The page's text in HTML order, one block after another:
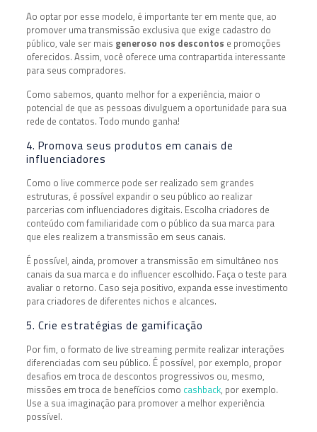
Ao optar por esse modelo, é importante ter em mente que, ao
promover uma transmissão exclusiva que exige cadastro do
público, vale ser mais generoso nos descontos e promoções
oferecidos. Assim, você oferece uma contrapartida interessante
para seus compradores.
Como sabemos, quanto melhor for a experiência, maior o
potencial de que as pessoas divulguem a oportunidade para sua
rede de contatos. Todo mundo ganha!
4. Promova seus produtos em canais de
influenciadores
Como o live commerce pode ser realizado sem grandes
estruturas, é possível expandir o seu público ao realizar
parcerias com influenciadores digitais. Escolha criadores de
conteúdo com familiaridade com o público da sua marca para
que eles realizem a transmissão em seus canais.
É possível, ainda, promover a transmissão em simultâneo nos
canais da sua marca e do influencer escolhido. Faça o teste para
avaliar o retorno. Caso seja positivo, expanda esse investimento
para criadores de diferentes nichos e alcances.
5. Crie estratégias de gamificação
Por fim, o formato de live streaming permite realizar interações
diferenciadas com seu público. É possível, por exemplo, propor
desafios em troca de descontos progressivos ou, mesmo,
missões em troca de benefícios como cashback, por exemplo.
Use a sua imaginação para promover a melhor experiência
possível.